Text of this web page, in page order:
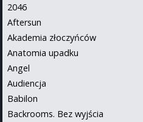
2046
Aftersun
Akademia złoczyńców
Anatomia upadku
Angel
Audiencja
Babilon
Backrooms. Bez wyjścia